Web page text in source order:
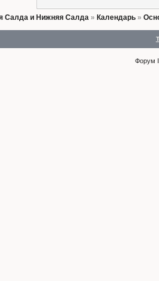
Салда и Нижняя Салда» Календарь»
Форум